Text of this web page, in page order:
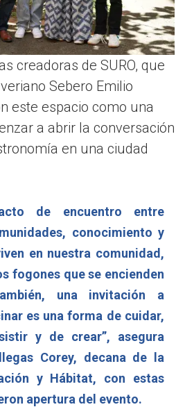
creadoras de SURO, que
Sebero Emilio
este espacio como una
a abrir la conversación
en una ciudad
de encuentro entre
conocimiento y
en nuestra comunidad,
fogones que se encienden
una invitación a
es una forma de cuidar,
y de crear”, asegura
Corey, decana de la
y Hábitat, con estas
apertura del evento.